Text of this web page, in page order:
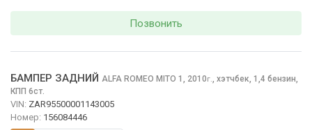
Позвонить
БАМПЕР ЗАДНИЙ ALFA ROMEO MITO 1, 2010г. хэтчбек, 1,4 бензин,
КПП 6ст.
VIN: ZAR95500001143005
Номер: 156084446